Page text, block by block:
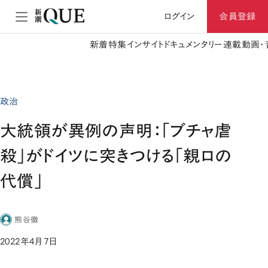
ログイン 会員登録
新着特集 インサイト ドキュメンタリー 連載動画
政治
大統領が異例の声明：「ブチャ虐
殺」がドイツに突きつける「親ロの
代償」
熊谷徹
2022年4月7日